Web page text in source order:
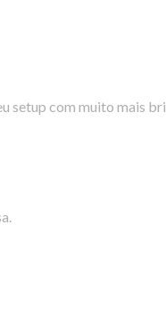
setup com muito mais